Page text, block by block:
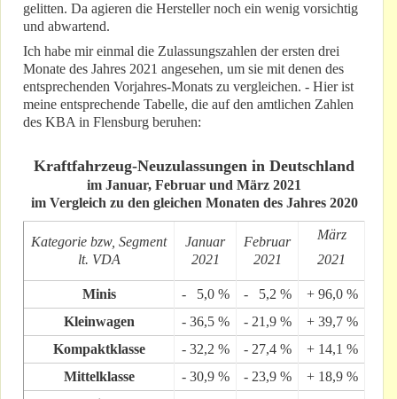
gelitten. Da agieren die Hersteller noch ein wenig vorsichtig
und abwartend.
Ich habe mir einmal die Zulassungszahlen der ersten drei
Monate des Jahres 2021 angesehen, um sie mit denen des
entsprechenden Vorjahres-Monats zu vergleichen. - Hier ist
meine entsprechende Tabelle, die auf den amtlichen Zahlen
des KBA in Flensburg beruhen:
Kraftfahrzeug-Neuzulassungen in Deutschland
im Januar, Februar und März 2021
im Vergleich zu den gleichen Monaten des Jahres 2020
Kategorie bzw, Segment
lt. VDA
Januar
2021
Februar
2021
März
2021
Minis - 5,0 % - 5,2 %
+ 96,0 %
Kleinwagen
- 36,5 % - 21,9 %
+ 39,7 %
Kompaktklasse
- 32,2 % - 27,4 %
+ 14,1 %
Mittelklasse
- 30,9 % - 23,9 %
+ 18,9 %